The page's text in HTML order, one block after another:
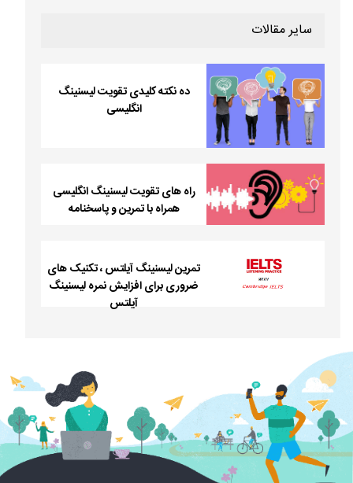
سایر مقالات
ده نکته کلیدی تقویت لیسنینگ
انگلیسی
راه های تقویت لیسنینگ انگلیسی
همراه با تمرین و پاسخنامه
تمرین لیسنینگ آیلتس ، تکنیک های
ضروری برای افزایش نمره لیسنینگ
آیلتس